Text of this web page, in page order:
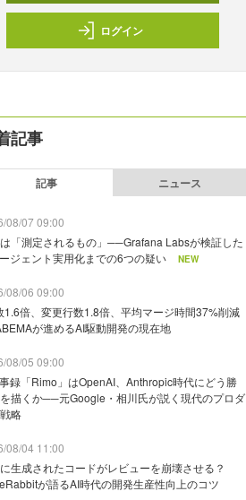
ログイン
記事
記事 ニュース
08/07 09:00
「測定されるもの」──Grafana Labsが検証した
ジェント実用化までの6つの疑い
NEW
08/06 09:00
1.6倍、変更行数1.8倍、平均マージ時間37%削減
が進めるAI駆動開発の現在地
08/05 09:00
録「Rimo」はOpenAI、Anthropic時代にどう勝
描くか──元Google・相川氏が説く現代のプロダ
略
08/04 11:00
生成されたコードがレビューを崩壊させる？
が語るAI時代の開発生産性向上のコツ